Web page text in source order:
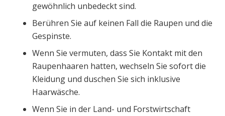
gewöhnlich unbedeckt sind.
Berühren Sie auf keinen Fall die Raupen und die
Gespinste.
Wenn Sie vermuten, dass Sie Kontakt mit den
Raupenhaaren hatten, wechseln Sie sofort die
Kleidung und duschen Sie sich inklusive
Haarwäsche.
Wenn Sie in der Land- und Forstwirtschaft